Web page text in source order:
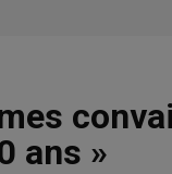
ans »